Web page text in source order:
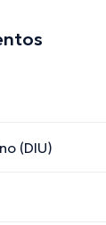
(DIU)